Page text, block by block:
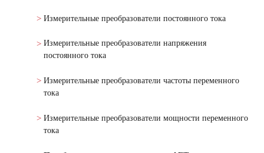
Измерительные преобразователи постоянного тока
Измерительные преобразователи напряжения
постоянного тока
Измерительные преобразователи частоты переменного
тока
Измерительные преобразователи мощности переменного
тока